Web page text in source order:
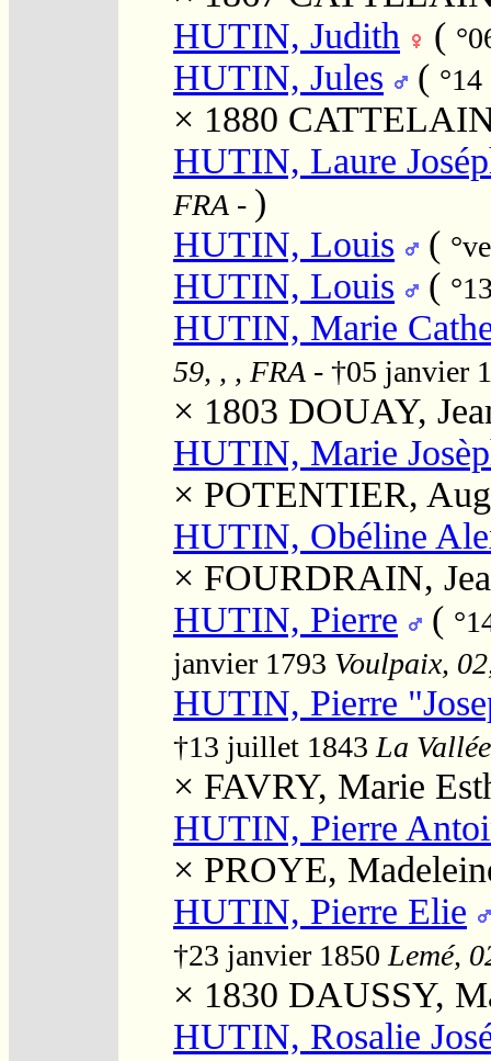
HUTIN, Judith
(
HUTIN, Jules (
× 1880
HUTIN, Laure
FRA - )
HUTIN, Louis
(
HUTIN, Louis (
HUTIN, Marie
59, , , FRA - †05 janvier
× 1803 DOUAY,
HUTIN, Marie
× POTENTIER,
HUTIN, Obéline
× FOURDRAIN,
HUTIN, Pierre
(
janvier 1793 Voulpaix,
HUTIN, Pierre
†13 juillet 1843 La
× FAVRY, Marie
HUTIN, Pierre
× PROYE,
HUTIN, Pierre Elie
†23 janvier 1850 Lemé,
× 1830 DAUSSY,
HUTIN, Rosalie